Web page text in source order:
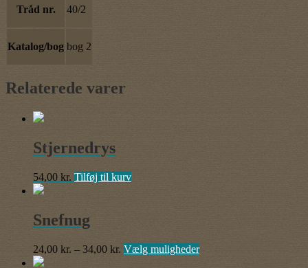
Tråd nr. 40/2
Katalog/bog bog 2
Relaterede varer
Stjernedrys
54,00 kr. Tilføj til kurv
Snefnug
24,00 kr. – 34,00 kr. Prisinterval:
Vælg mulighederDette